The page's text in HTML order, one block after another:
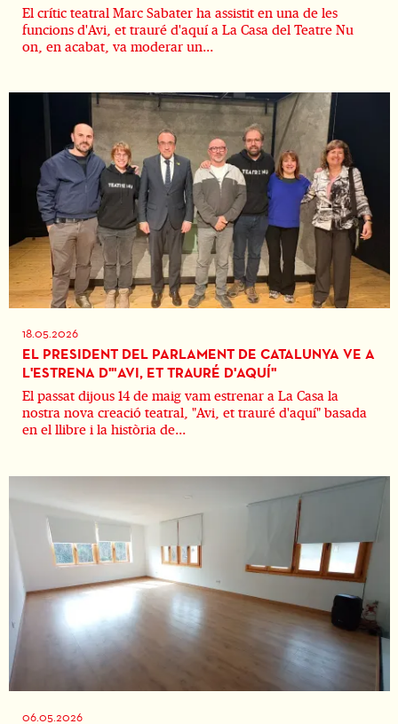
El crític teatral Marc Sabater ha assistit en una de les
funcions d'Avi, et trauré d'aquí a La Casa del Teatre Nu
on, en acabat, va moderar un...
18.05.2026
EL PRESIDENT DEL PARLAMENT DE CATALUNYA VE A
L'ESTRENA D'"AVI, ET TRAURÉ D'AQUÍ"
El passat dijous 14 de maig vam estrenar a La Casa la
nostra nova creació teatral, "Avi, et trauré d'aquí" basada
en el llibre i la història de...
06.05.2026